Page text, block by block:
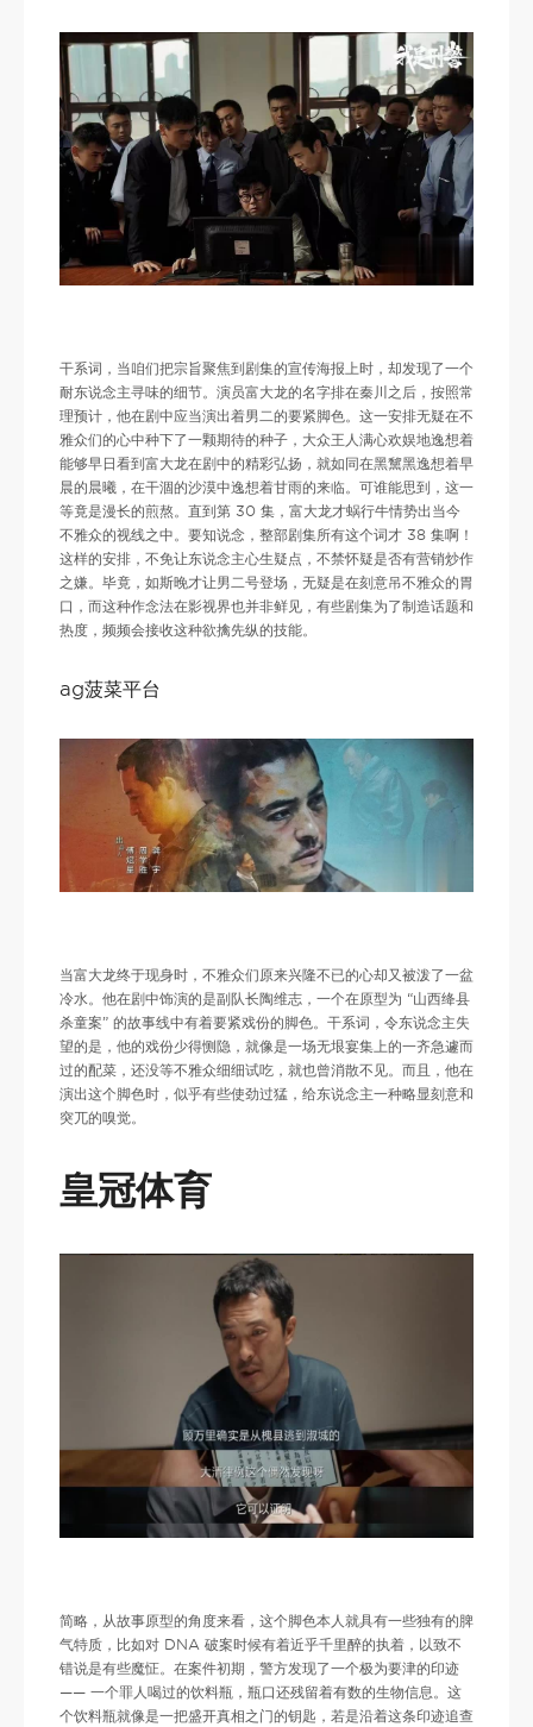
干系词，当咱们把宗旨聚焦到剧集的宣传海报上时，却发现了一个
耐东说念主寻味的细节。演员富大龙的名字排在秦川之后，按照常
理预计，他在剧中应当演出着男二的要紧脚色。这一安排无疑在不
雅众们的心中种下了一颗期待的种子，大众王人满心欢娱地逸想着
能够早日看到富大龙在剧中的精彩弘扬，就如同在黑黧黑逸想着早
晨的晨曦，在干涸的沙漠中逸想着甘雨的来临。可谁能思到，这一
等竟是漫长的煎熬。直到第 30 集，富大龙才蜗行牛情势出当今
不雅众的视线之中。要知说念，整部剧集所有这个词才 38 集啊！
这样的安排，不免让东说念主心生疑点，不禁怀疑是否有营销炒作
之嫌。毕竟，如斯晚才让男二号登场，无疑是在刻意吊不雅众的胃
口，而这种作念法在影视界也并非鲜见，有些剧集为了制造话题和
热度，频频会接收这种欲擒先纵的技能。
ag菠菜平台
当富大龙终于现身时，不雅众们原来兴隆不已的心却又被泼了一盆
冷水。他在剧中饰演的是副队长陶维志，一个在原型为 “山西绛县
杀童案” 的故事线中有着要紧戏份的脚色。干系词，令东说念主失
望的是，他的戏份少得恻隐，就像是一场无垠宴集上的一齐急遽而
过的配菜，还没等不雅众细细试吃，就也曾消散不见。而且，他在
演出这个脚色时，似乎有些使劲过猛，给东说念主一种略显刻意和
突兀的嗅觉。
皇冠体育
简略，从故事原型的角度来看，这个脚色本人就具有一些独有的脾
气特质，比如对 DNA 破案时候有着近乎千里醉的执着，以致不
错说是有些魔怔。在案件初期，警方发现了一个极为要津的印迹
—— 一个罪人喝过的饮料瓶，瓶口还残留着有数的生物信息。这
个饮料瓶就像是一把盛开真相之门的钥匙，若是沿着这条印迹追查